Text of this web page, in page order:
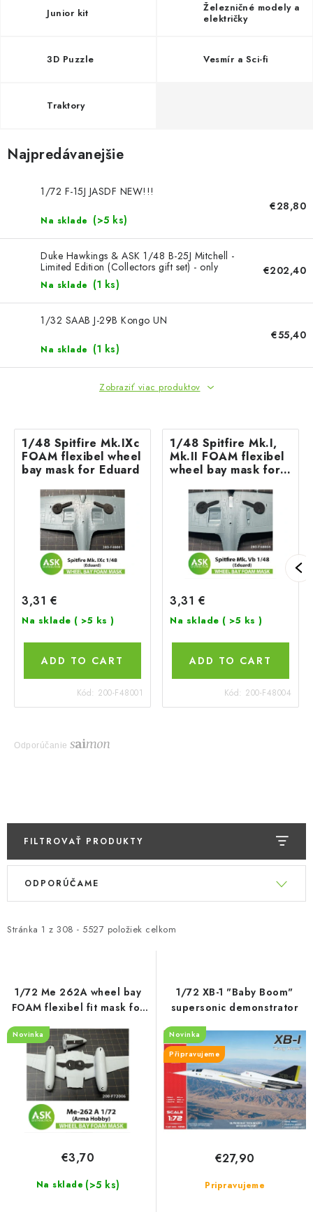
Junior kit
Železničné modely a
električky
3D Puzzle Vesmír a Sci-fi
Traktory
Najpredávanejšie
1/72 F-15J JASDF NEW!!!
Na sklade (>5 ks)
€28,80
Duke Hawkings & ASK 1/48 B-25J Mitchell -
Limited Edition (Collectors gift set) - only
400 pcs
Na sklade (1 ks)
€202,40
1/32 SAAB J-29B Kongo UN
Na sklade (1 ks)
€55,40
Zobraziť viac produktov
1/48 Spitfire Mk.IXc
FOAM flexibel wheel
bay mask for Eduard
3,31 €
Na sklade ( >5 ks )
ADD TO CART
Kód: 200-F48001
1/48 Spitfire Mk.I,
Mk.II FOAM flexibel
wheel bay mask for
3,31 €
Na sklade ( >5 ks )
ADD TO CART
Kód: 200-F48004
Odporúčanie
FILTROVAŤ PRODUKTY
V
i
o
d
u
Stránka 1 z 308 - 5527 položiek celkom
R
e
e
p
r
o
ODPORÚČAME
1/72 Me 262A wheel bay
FOAM flexibel fit mask for
Novinka
Na sklade (>5 ks)
€3,70
1/72 XB-1 "Baby Boom"
supersonic demonstrator
Novinka
Připravujeme
Pripravujeme
€27,90